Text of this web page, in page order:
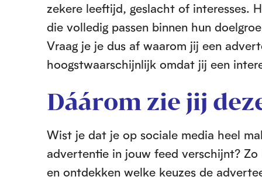
zekere leeftijd, geslacht of interesses.
die volledig passen binnen hun
Vraag je je dus af waarom jij een
hoogstwaarschijnlijk omdat jij een
Dáárom zie jij
Wist je dat je op sociale media heel
advertentie in jouw feed verschijnt?
en ontdekken welke keuzes de